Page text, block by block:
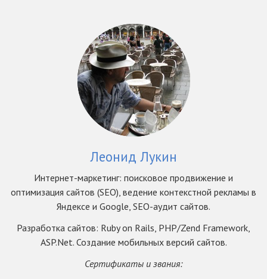
Леонид Лукин
Интернет-маркетинг: поисковое продвижение и
оптимизация сайтов (SEO), ведение контекстной рекламы в
Яндексе и Google, SEO-аудит сайтов.
Разработка сайтов: Ruby on Rails, PHP/Zend Framework,
ASP.Net. Создание мобильных версий сайтов.
Сертификаты и звания: